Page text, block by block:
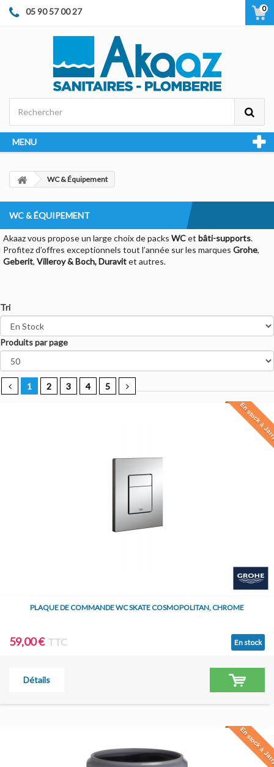
05 90 57 00 27 0
MENU
WC & Équipement
WC & ÉQUIPEMENT
Akaaz vous propose un large choix de packs WCet bâti-supports.
Profitez d’offres exceptionnels tout l’année sur les marques Grohe,
Geberit, Villeroy & Boch, Duravitet autres.
Tri
Produits par page
1 2 3 4 5
En stock à
PLAQUE DE COMMANDE WC SKATE COSMOPOLITAN, CHROME
59,00 € TTC En stock
Détails
En stock à